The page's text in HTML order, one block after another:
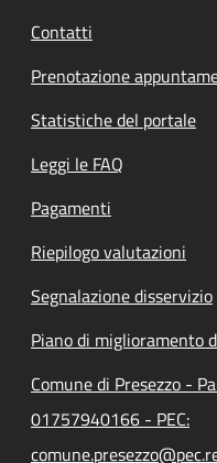
Contatti
Prenotazione
Statistiche del portale
Leggi le FAQ
Pagamenti
Riepilogo valutazioni
Segnalazione disservizio
Piano di miglioramento
Comune di Presezzo -
01757940166 - PEC: